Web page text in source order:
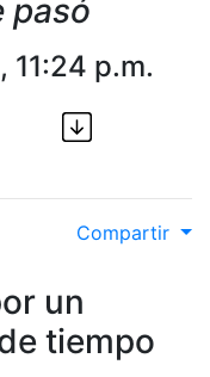
pasó
11:24 p.m.
Compartir
un
tiempo